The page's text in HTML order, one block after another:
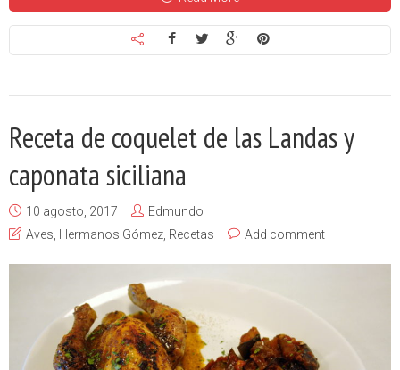
Receta de coquelet de las Landas y
caponata siciliana
10 agosto, 2017
Edmundo
Aves Hermanos Gómez Recetas Add comment